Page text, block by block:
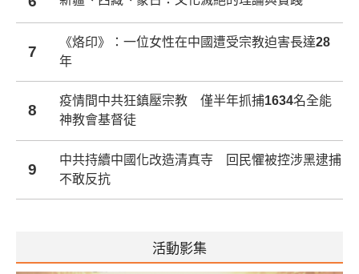
7
《烙印》：一位女性在中國遭受宗教迫害長達28
年
8
疫情間中共狂鎮壓宗教 僅半年抓捕1634名全能
神教會基督徒
9
中共持續中國化改造清真寺 回民懼被控涉黑逮捕
不敢反抗
活動影集